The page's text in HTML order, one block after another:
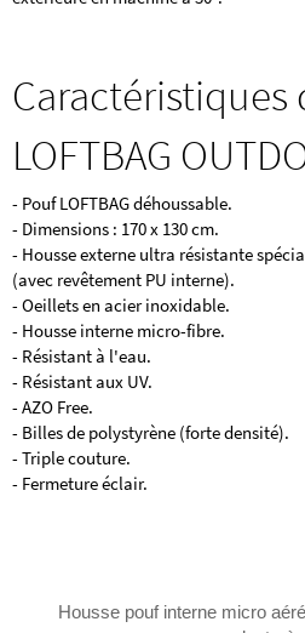
Caractéristiques
LOFTBAG
- Pouf LOFTBAG déhoussable.
- Dimensions : 170 x 130 cm.
- Housse externe ultra résistante
(avec revêtement PU interne).
- Oeillets en acier inoxidable.
- Housse interne micro-fibre.
- Résistant à l'eau.
- Résistant aux UV.
- AZO Free.
- Billes de polystyrène (forte densité).
- Triple couture.
- Fermeture éclair.
Housse pouf interne micro